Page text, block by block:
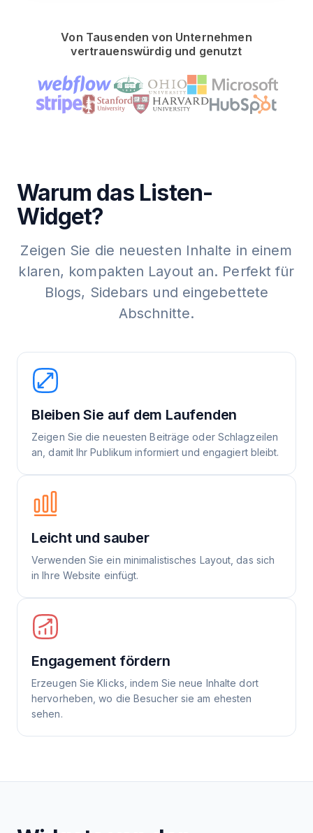
Von Tausenden von Unternehmen
vertrauenswürdig und genutzt
Warum das Listen-
Widget?
Zeigen Sie die neuesten Inhalte in einem
klaren, kompakten Layout an. Perfekt für
Blogs, Sidebars und eingebettete
Abschnitte.
Bleiben Sie auf dem Laufenden
Zeigen Sie die neuesten Beiträge oder Schlagzeilen
an, damit Ihr Publikum informiert und engagiert bleibt.
Leicht und sauber
Verwenden Sie ein minimalistisches Layout, das sich
in Ihre Website einfügt.
Engagement fördern
Erzeugen Sie Klicks, indem Sie neue Inhalte dort
hervorheben, wo die Besucher sie am ehesten
sehen.